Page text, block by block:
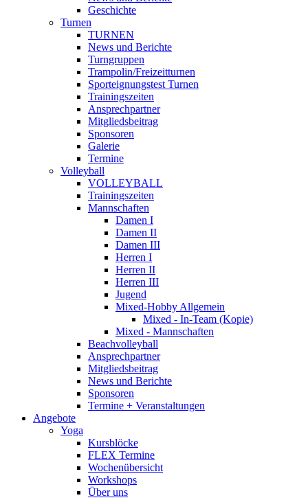
Geschichte
Turnen
TURNEN
News und Berichte
Turngruppen
Trampolin/Freizeitturnen
Sporteignungstest Turnen
Trainingszeiten
Ansprechpartner
Mitgliedsbeitrag
Sponsoren
Galerie
Termine
Volleyball
VOLLEYBALL
Trainingszeiten
Mannschaften
Damen I
Damen II
Damen III
Herren I
Herren II
Herren III
Jugend
Mixed-Hobby Allgemein
Mixed - In-Team (Kopie)
Mixed - Mannschaften
Beachvolleyball
Ansprechpartner
Mitgliedsbeitrag
News und Berichte
Sponsoren
Termine + Veranstaltungen
Angebote
Yoga
Kursblöcke
FLEX Termine
Wochenübersicht
Workshops
Über uns